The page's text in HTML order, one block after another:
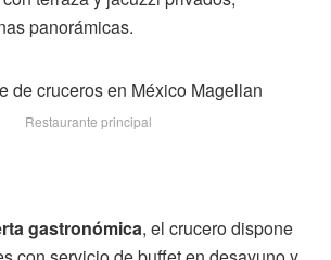
panorámicas.
Restaurante principal
gastronómica, el crucero dispone